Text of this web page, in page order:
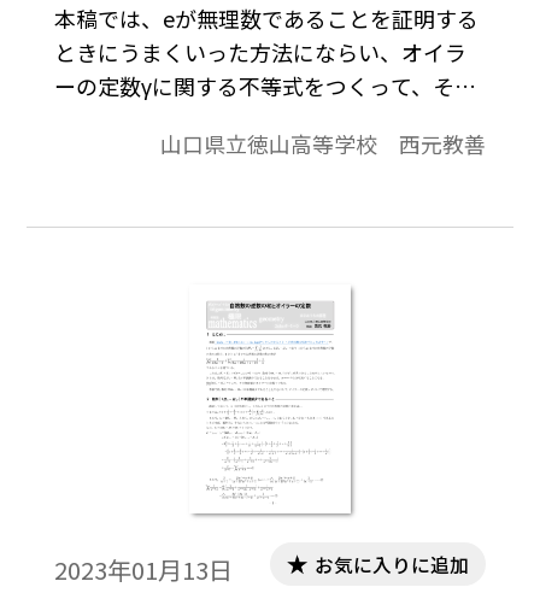
本稿では、eが無理数であることを証明する
ときにうまくいった方法にならい、オイラ
ーの定数γに関する不等式をつくって、それ
い。※文中の数式は、「Tosho数式エディ
を正しく表示するためには、「Tosho数式エ
会員向け無償ダウンロードはこちら
山口県立徳山高等学校 西元教善
2023年01月13日 お気に入りに追加